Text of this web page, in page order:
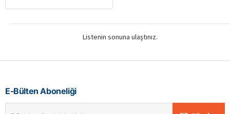
Listenin sonuna ulaştınız.
E-Bülten Aboneliği